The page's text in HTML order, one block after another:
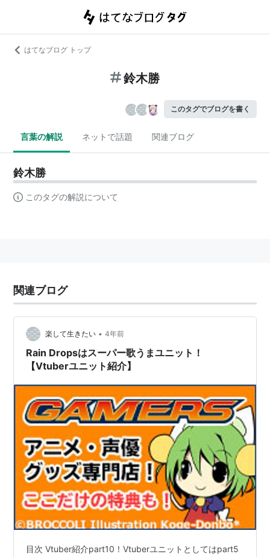
はてなブログ トップ
鈴木勝
このタグでブログを書く
言葉の解説 ネットで話題 関連ブログ
鈴木勝
このタグの解説について
関連ブログ
楽して生きたい • 4年前
Rain Dropsはスーパー歌うまユニット！
【Vtuberユニット紹介】
目次 Vtuber紹介part10！Vtuberユニットとしてはpart5